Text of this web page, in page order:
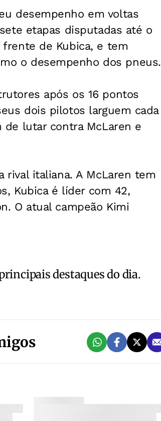
desempenho em voltas
etapas disputadas até o
frente de Kubica, e tem
o desempenho dos pneus.
após os 16 pontos
dois pilotos larguem cada
lutar contra McLaren e
rival italiana. A McLaren tem
Kubica é líder com 42,
O atual campeão Kimi
destaques do dia.